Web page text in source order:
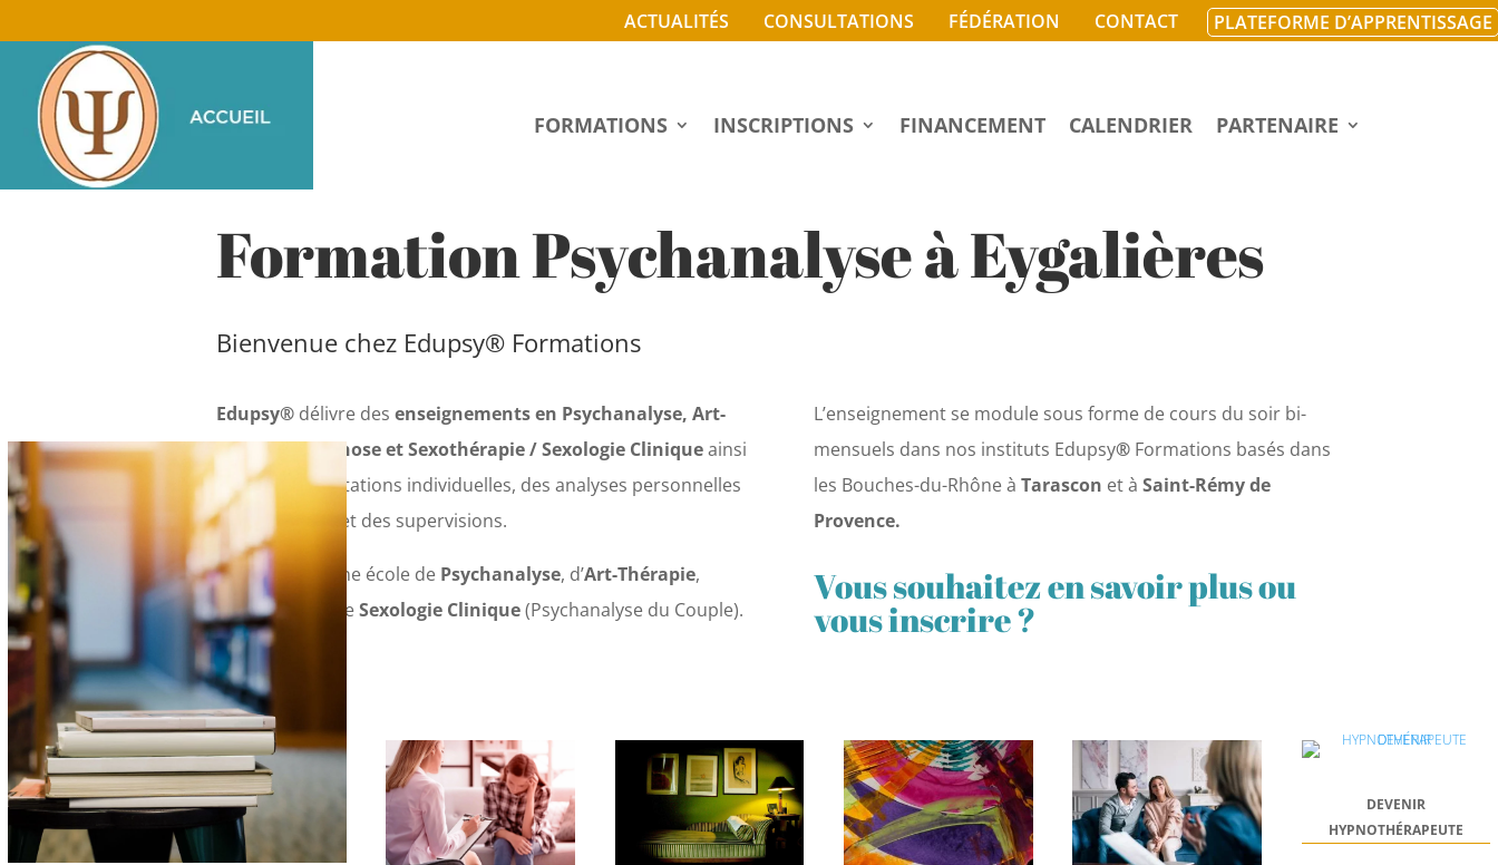
ACTUALITÉS CONSULTATIONS FÉDÉRATION CONTACT PLATEFORME D’APPRENTISSAGE
FORMATIONS INSCRIPTIONS FINANCEMENT CALENDRIER PARTENAIRE
Formation Psychanalyse à Eygalières
Bienvenue chez Edupsy® Formations
Edupsy® délivre desenseignements en Psychanalyse, Art-
Thérapie, Hypnose et Sexothérapie / Sexologie Cliniqueainsi
que des consultations individuelles, des analyses personnelles
et didactiques et des supervisions.
Edupsy®est une école de Psychanalyse, d’Art-Thérapie,
d’Hypnose et deSexologie Clinique(Psychanalyse du Couple).
L’enseignement se module sous forme de cours du soir bi-
mensuels dans nos instituts Edupsy®Formations basés dans
les Bouches-du-Rhône à Tarascon et à Saint-Rémy de
Provence.
Vous souhaitez en savoir plus ou
vous inscrire ?
DEVENIR
HYPNOTHÉRAPEUTE